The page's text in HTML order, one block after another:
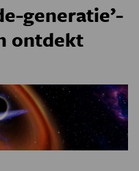
GESCHIEDENIS
AGENDA
generatie’-
ontdekt